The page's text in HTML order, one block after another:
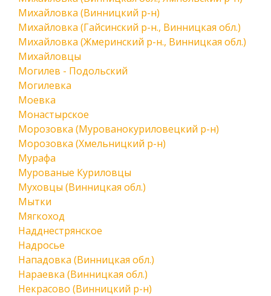
Михайловка (Винницкий р-н)
Михайловка (Гайсинский р-н., Винницкая обл.)
Михайловка (Жмеринский р-н., Винницкая обл.)
Михайловцы
Могилев - Подольский
Могилевка
Моевка
Монастырское
Морозовка (Мурованокуриловецкий р-н)
Морозовка (Хмельницкий р-н)
Мурафа
Мурованые Куриловцы
Муховцы (Винницкая обл.)
Мытки
Мягкоход
Надднестрянское
Надросье
Нападовка (Винницкая обл.)
Нараевка (Винницкая обл.)
Некрасово (Винницкий р-н)